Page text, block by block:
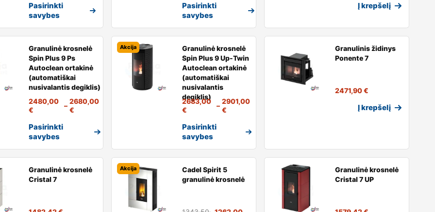
Pasirinkti
savybes
Pasirinkti
savybes
Į krepšelį
Granulinė krosnelė
Spin Plus 9 Ps
Autoclean ortakinė
(automatiškai
nusivalantis degiklis)
2480,00
€
–
2680,00
€
Pasirinkti
savybes
Akcija
Granulinė krosnelė
Spin Plus 9 Up-Twin
Autoclean ortakinė
(automatiškai
nusivalantis
degiklis)
2683,00
€
–
2901,00
€
Pasirinkti
savybes
Granulinis židinys
Ponente 7
2471,90€
Į krepšelį
Granulinė krosnelė
Cristal 7
Akcija
Cadel Spirit 5
granulinė krosnelė
Granulinė krosnelė
Cristal 7 UP